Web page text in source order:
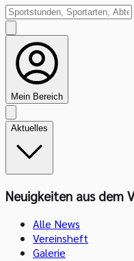
Mein Bereich
Aktuelles
Neuigkeiten aus dem
Alle News
Vereinsheft
Galerie